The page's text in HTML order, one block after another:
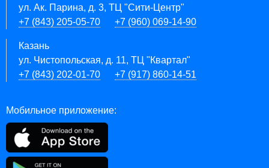
ул. Ак. Парина, д. 3, ТЦ "Сити-Центр"
+7 (843) 205-05-70
+7 (960) 069-14-90
Казань
ул. Чистопольская, д. 11, ТЦ "Квартал"
+7 (843) 202-01-70
+7 (917) 860-14-51
Мобильное приложение: